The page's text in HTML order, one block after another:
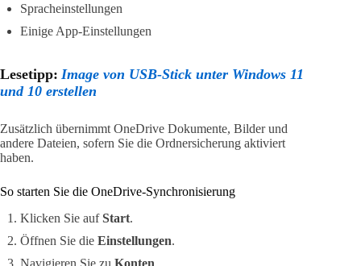
Spracheinstellungen
Einige App-Einstellungen
Lesetipp: Image von USB-Stick unter Windows 11
und 10 erstellen
Zusätzlich übernimmt OneDrive Dokumente, Bilder und
andere Dateien, sofern Sie die Ordnersicherung aktiviert
haben.
So starten Sie die OneDrive-Synchronisierung
Klicken Sie aufStart.
Öffnen Sie die Einstellungen.
Navigieren Sie zu Konten